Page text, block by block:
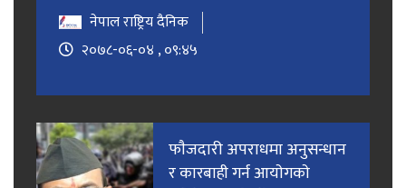
नेपाल राष्ट्रिय दैनिक
२०७८-०६-०४ , ०९:४५
फाैजदारी अपराधमा अनुसन्धान
र कारबाही गर्न आयाेगकाे